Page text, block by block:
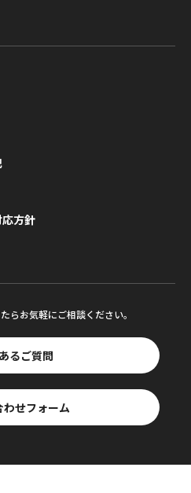
方針
らお気軽にご相談ください。
るご質問
わせフォーム